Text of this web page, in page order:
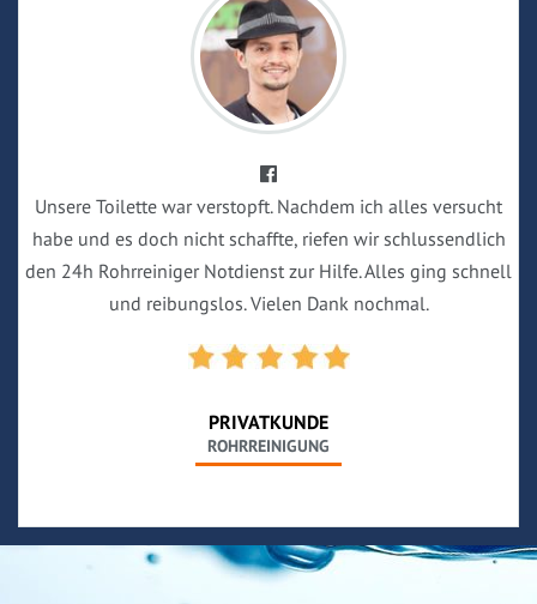
Unsere Toilette war verstopft. Nachdem ich alles versucht
habe und es doch nicht schaffte, riefen wir schlussendlich
den 24h Rohrreiniger Notdienst zur Hilfe. Alles ging schnell
und reibungslos. Vielen Dank nochmal.
PRIVATKUNDE
ROHRREINIGUNG